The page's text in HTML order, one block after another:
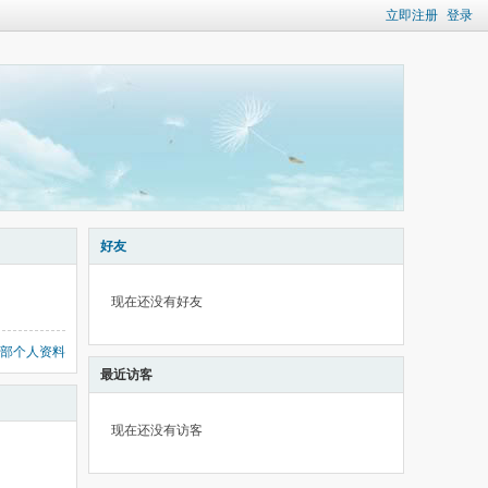
立即注册 登录
个人资料
好友
现在还没有好友
最近访客
现在还没有访客